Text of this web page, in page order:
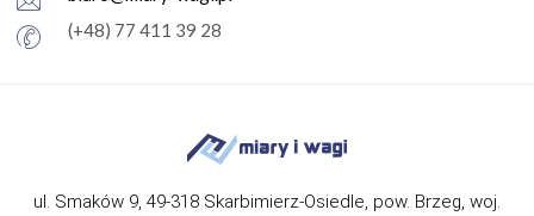
(+48) 77 411 39 28
ul. Smaków 9, 49-318 Skarbimierz-Osiedle, pow. Brzeg, woj.